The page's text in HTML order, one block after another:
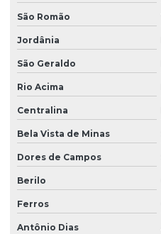
São Romão
Jordânia
São Geraldo
Rio Acima
Centralina
Bela Vista de Minas
Dores de Campos
Berilo
Ferros
Antônio Dias